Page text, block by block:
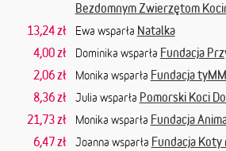
Bezdomnym Zwierzętom
13,24 zł
Ewa wsparła Natalka
4,00 zł
Dominika wsparła Fundacja
2,06 zł
Monika wsparła Fundacja
8,36 zł
Julia wsparła Pomorski Koci
21,73 zł
Monika wsparła Fundacja
6,47 zł
Joanna wsparła Fundacja Koty